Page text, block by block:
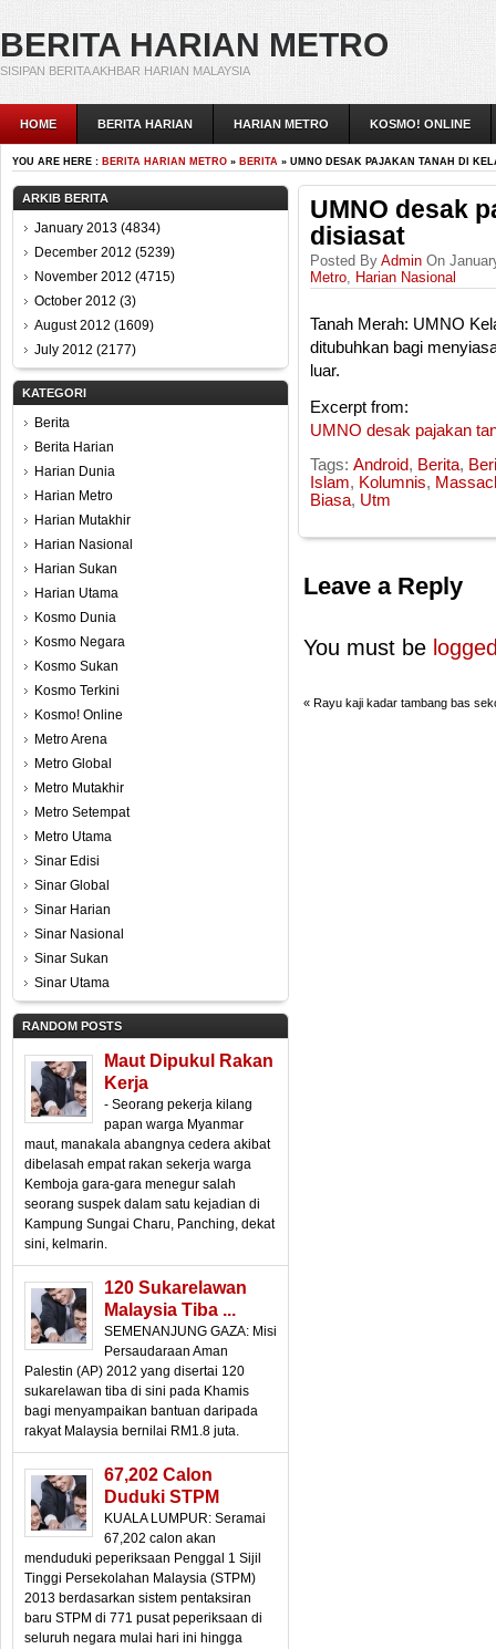
BERITA HARIAN METRO
SISIPAN BERITA AKHBAR HARIAN MALAYSIA
HOME BERITA HARIAN HARIAN METRO KOSMO! ONLINE
YOU ARE HERE : BERITA HARIAN METRO » BERITA » UMNO DESAK PAJAKAN TANAH DI
ARKIB BERITA
January 2013 (4834)
December 2012 (5239)
November 2012 (4715)
October 2012 (3)
August 2012 (1609)
July 2012 (2177)
KATEGORI
Berita
Berita Harian
Harian Dunia
Harian Metro
Harian Mutakhir
Harian Nasional
Harian Sukan
Harian Utama
Kosmo Dunia
Kosmo Negara
Kosmo Sukan
Kosmo Terkini
Kosmo! Online
Metro Arena
Metro Global
Metro Mutakhir
Metro Setempat
Metro Utama
Sinar Edisi
Sinar Global
Sinar Harian
Sinar Nasional
Sinar Sukan
Sinar Utama
RANDOM POSTS
Maut Dipukul Rakan
Kerja
- Seorang pekerja kilang
papan warga Myanmar
maut, manakala abangnya cedera akibat
dibelasah empat rakan sekerja warga
Kemboja gara-gara menegur salah
seorang suspek dalam satu kejadian di
Kampung Sungai Charu, Panching, dekat
sini, kelmarin.
120 Sukarelawan
Malaysia Tiba ...
SEMENANJUNG GAZA: Misi
Persaudaraan Aman
Palestin (AP) 2012 yang disertai 120
sukarelawan tiba di sini pada Khamis
bagi menyampaikan bantuan daripada
rakyat Malaysia bernilai RM1.8 juta.
67,202 Calon
Duduki STPM
KUALA LUMPUR: Seramai
67,202 calon akan
menduduki peperiksaan Penggal 1 Sijil
Tinggi Persekolahan Malaysia (STPM)
2013 berdasarkan sistem pentaksiran
baru STPM di 771 pusat peperiksaan di
seluruh negara mulai hari ini hingga
UMNO desak
disiasat
Posted By Admin On
Metro, Harian Nasional
Tanah Merah: UMNO
ditubuhkan bagi
luar.
Excerpt from:
UMNO desak pajakan
Tags: Android, Berita,
Islam, Kolumnis,
Biasa, Utm
Leave a Reply
You must be
« Rayu kaji kadar tambang bas